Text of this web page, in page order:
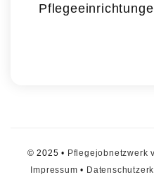
© 2025 • Pflegejobnetzwerk
Impressum •